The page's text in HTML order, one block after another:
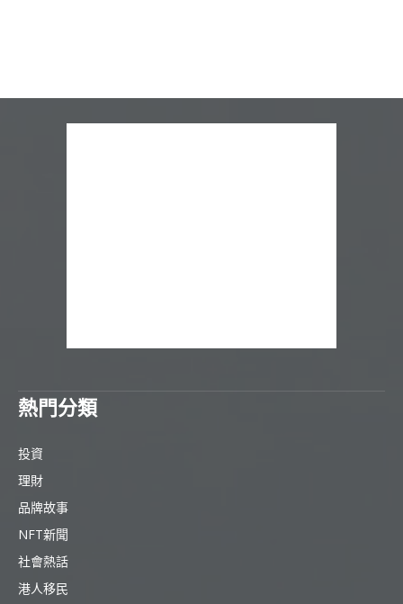
熱門分類
投資
理財
品牌故事
NFT新聞
社會熱話
港人移民